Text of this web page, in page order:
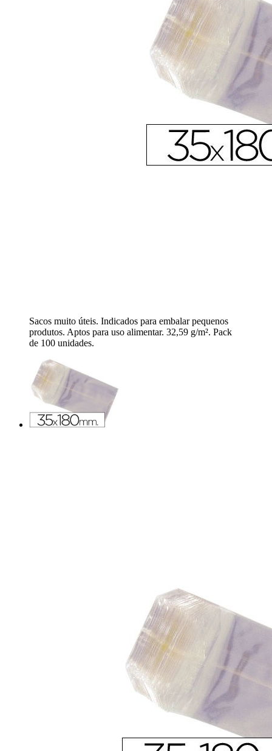
Sacos muito úteis. Indicados para embalar pequenos
produtos. Aptos para uso alimentar. 32,59 g/m². Pack
de 100 unidades.